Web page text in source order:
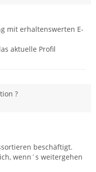
mit erhaltenswerten E-
aktuelle Profil
?
beschäftigt.
wenn´s weitergehen